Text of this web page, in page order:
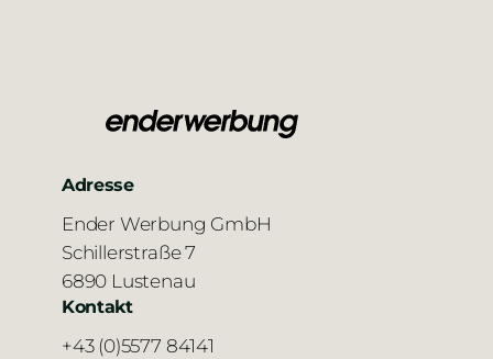
Adresse
Ender Werbung GmbH
Schillerstraße 7
6890 Lustenau
Kontakt
+43 (0)5577 84141